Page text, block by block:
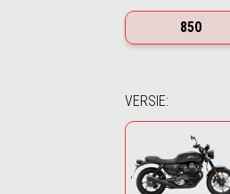
850
VERSIE: